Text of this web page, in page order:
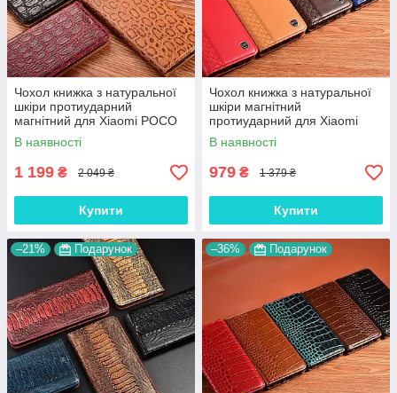
Чохол книжка з натуральної
шкіри протиударний
магнітний для Xiaomi POCO
M4 Pro "JACOSA"
В наявності
1 199 ₴ 2 049 ₴
Купити
Чохол книжка з натуральної
шкіри магнітний
протиударний для Xiaomi
POCO M4 Pro "BOTTEGA"
В наявності
979 ₴ 1 379 ₴
Купити
–21% Подарунок –36% Подарунок